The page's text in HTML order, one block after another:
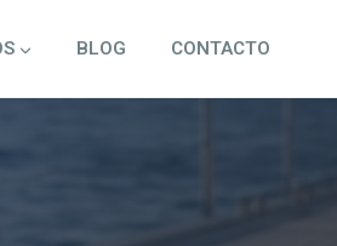
BLOG CONTACTO